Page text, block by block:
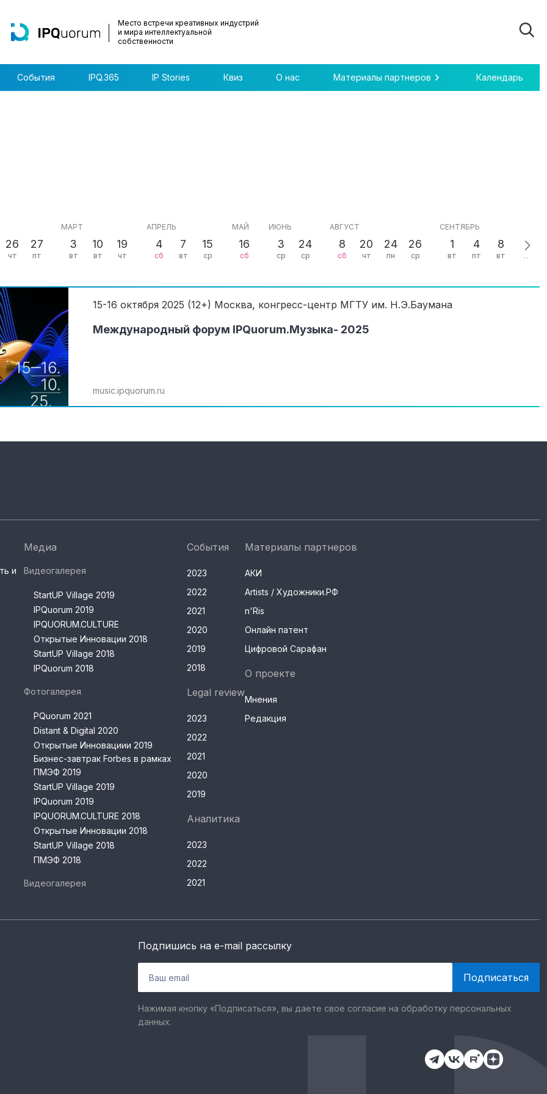
Место встречи креативных индустрий
и мира интеллектуальной
собственности
События IPQ.365 IP Stories Квиз О нас Материалы партнеров Календарь
26
чт
27
пт
МАРТ
3
вт
10
вт
19
чт
АПРЕЛЬ
4
сб
7
вт
15
ср
МАЙ
16
сб
ИЮНЬ
3
ср
24
ср
АВГУСТ
8
сб
20
чт
24
пн
26
ср
СЕНТЯБРЬ
1
вт
4
пт
8
вт
24
чт
15-16 октября 2025 (12+) Москва, конгресс-центр МГТУ им. Н.Э.Баумана
Международный форум IPQuorum.Музыка- 2025
music.ipquorum.ru
и
Медиа
Видеогалерея
StartUP Village 2019
IPQuorum 2019
IPQUORUM.CULTURE
Открытые Инновации 2018
StartUP Village 2018
IPQuorum 2018
Фотогалерея
PQuorum 2021
Distant & Digital 2020
Открытые Инновациии 2019
Бизнес-завтрак Forbes в рамках
ПМЭФ 2019
StartUP Village 2019
IPQuorum 2019
IPQUORUM.CULTURE 2018
Открытые Инновации 2018
StartUP Village 2018
ПМЭФ 2018
Видеогалерея
События
2023
2022
2021
2020
2019
2018
Legal review
2023
2022
2021
2020
2019
Аналитика
2023
2022
2021
Материалы партнеров
АКИ
Artists / Художники.РФ
n'Ris
Онлайн патент
Цифровой Сарафан
О проекте
Мнения
Редакция
Подпишись на e-mail рассылку
Нажимая кнопку «Подписаться», вы даете свое согласие на обработку персональных
данных.